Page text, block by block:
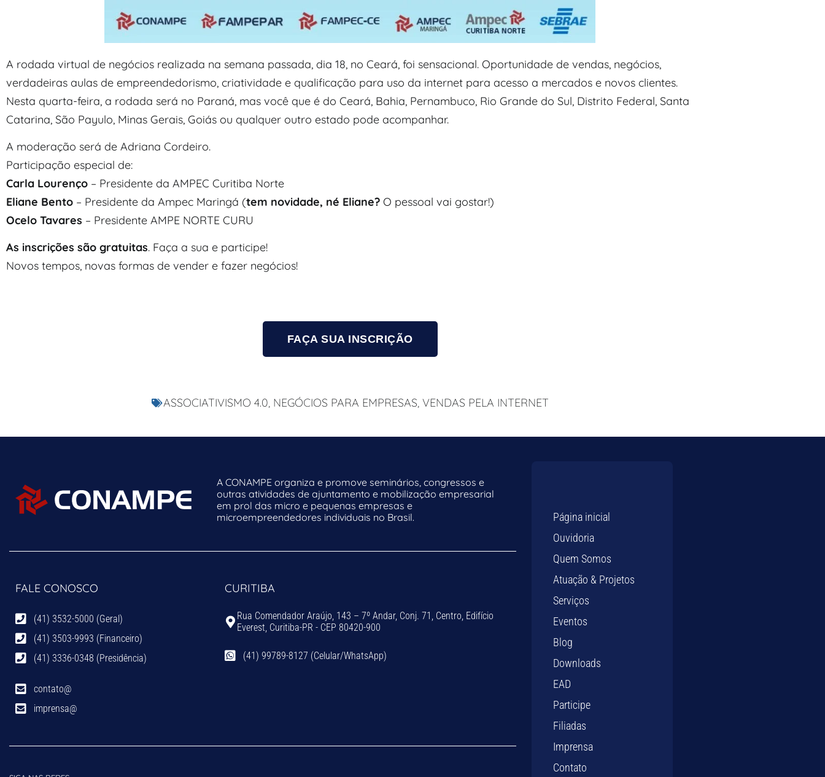
A rodada virtual de negócios realizada na semana passada, dia 18, no Ceará, foi sensacional. Oportunidade de vendas, negócios,
verdadeiras aulas de empreendedorismo, criatividade e qualificação para uso da internet para acesso a mercados e novos clientes.
Nesta quarta-feira, a rodada será no Paraná, mas você que é do Ceará, Bahia, Pernambuco, Rio Grande do Sul, Distrito Federal, Santa
Catarina, São Payulo, Minas Gerais, Goiás ou qualquer outro estado pode acompanhar.
A moderação será de Adriana Cordeiro.
Participação especial de:
Carla Lourenço – Presidente da AMPEC Curitiba Norte
Eliane Bento – Presidente da Ampec Maringá (tem novidade, né Eliane? O pessoal vai gostar!)
Ocelo Tavares – Presidente AMPE NORTE CURU
As inscrições são gratuitas. Faça a sua e participe!
Novos tempos, novas formas de vender e fazer negócios!
FAÇA SUA INSCRIÇÃO
ASSOCIATIVISMO 4.0, NEGÓCIOS PARA EMPRESAS, VENDAS PELA INTERNET
A CONAMPE organiza e promove seminários, congressos e
outras atividades de ajuntamento e mobilização empresarial
em prol das micro e pequenas empresas e
microempreendedores individuais no Brasil.
FALE CONOSCO
(41) 3532-5000 (Geral)
(41) 3503-9993 (Financeiro)
(41) 3336-0348 (Presidência)
contato@
imprensa@
CURITIBA
Rua Comendador Araújo, 143 – 7º Andar, Conj. 71, Centro, Edifício
Everest, Curitiba-PR - CEP 80420-900
(41) 99789-8127 (Celular/WhatsApp)
Página inicial
Ouvidoria
Quem Somos
Atuação & Projetos
Serviços
Eventos
Blog
Downloads
EAD
Participe
Filiadas
Imprensa
Contato